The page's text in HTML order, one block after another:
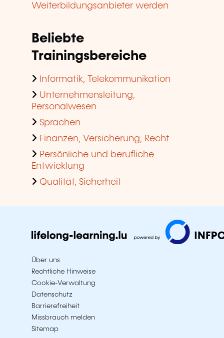
Weiterbildungsanbieter werden
Beliebte
Trainingsbereiche
Informatik, Telekommunikation
Unternehmensleitung,
Personalwesen
Sprachen
Finanzen, Versicherung, Recht
Persönliche und berufliche
Entwicklung
Qualität, Sicherheit
Über uns
Rechtliche Hinweise
Cookie-Verwaltung
Datenschutz
Barrierefreiheit
Missbrauch melden
Sitemap